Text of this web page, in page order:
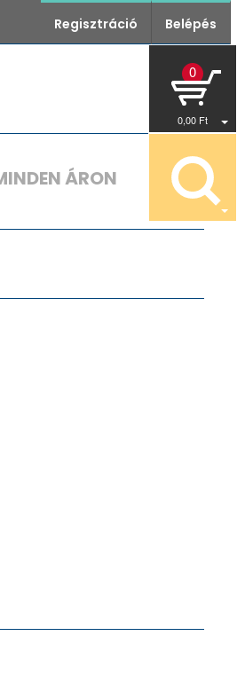
Regisztráció Belépés
0
0,00 Ft
ÁRON